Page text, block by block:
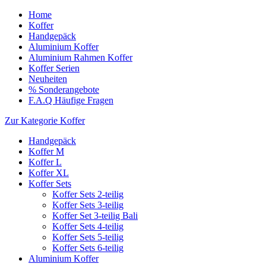
Home
Koffer
Handgepäck
Aluminium Koffer
Aluminium Rahmen Koffer
Koffer Serien
Neuheiten
% Sonderangebote
F.A.Q Häufige Fragen
Zur Kategorie Koffer
Handgepäck
Koffer M
Koffer L
Koffer XL
Koffer Sets
Koffer Sets 2-teilig
Koffer Sets 3-teilig
Koffer Set 3-teilig Bali
Koffer Sets 4-teilig
Koffer Sets 5-teilig
Koffer Sets 6-teilig
Aluminium Koffer